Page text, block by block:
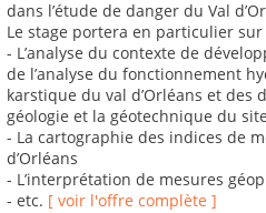
dans l’étude de danger du Val
Le stage portera en particulier sur
- L’analyse du contexte de
de l’analyse du fonctionnement
karstique du val d’Orléans et des
géologie et la géotechnique du site
- La cartographie des indices de
d’Orléans
- L’interprétation de mesures
- etc. [ voir l'offre complète ]